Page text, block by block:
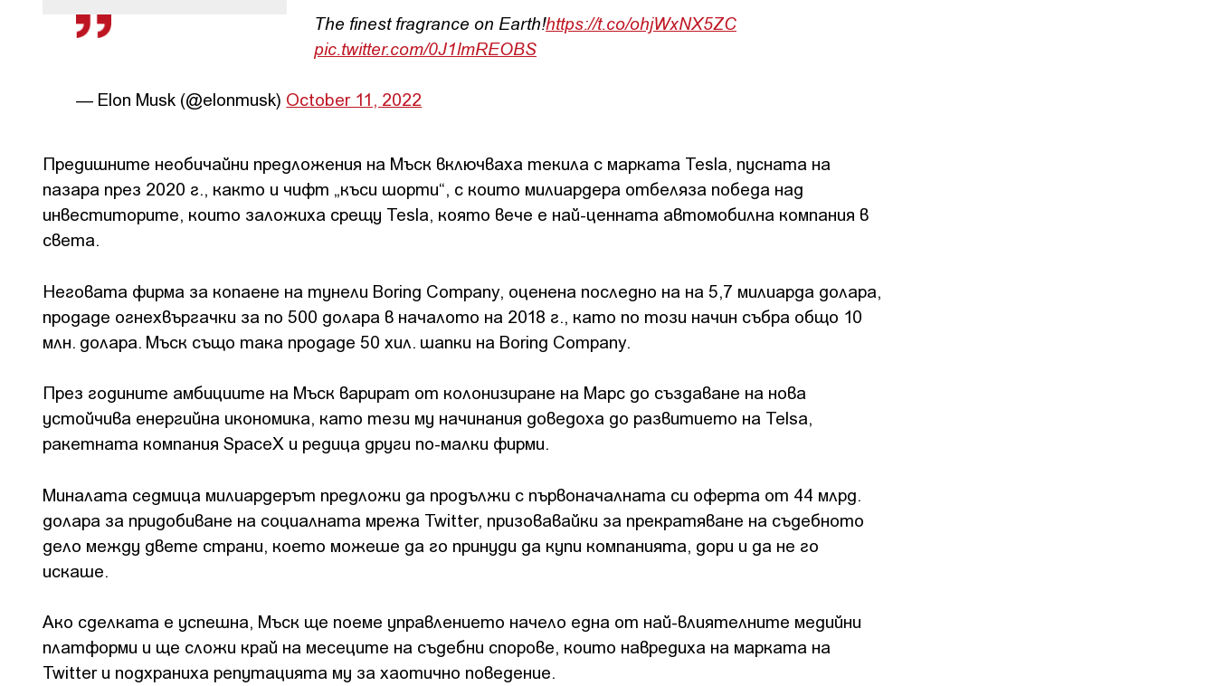
The finest fragrance on Earth!https://t.co/ohjWxNX5ZC
pic.twitter.com/0J1lmREOBS
— Elon Musk (@elonmusk) October 11, 2022
Предишните необичайни предложения на Мъск включваха текила с марката Tesla, пусната на
пазара през 2020 г., както и чифт „къси шорти“, с които милиардера отбеляза победа над
инвеститорите, които заложиха срещу Tesla, която вече е най-ценната автомобилна компания в
света.
Неговата фирма за копаене на тунели Boring Company, оценена последно на на 5,7 милиарда долара,
продаде огнехвъргачки за по 500 долара в началото на 2018 г., като по този начин събра общо 10
млн. долара. Мъск също така продаде 50 хил. шапки на Boring Company.
През годините амбициите на Мъск варират от колонизиране на Марс до създаване на нова
устойчива енергийна икономика, като тези му начинания доведоха до развитието на Telsa,
ракетната компания SpaceX и редица други по-малки фирми.
Миналата седмица милиардерът предложи да продължи с първоначалната си оферта от 44 млрд.
долара за придобиване на социалната мрежа Twitter, призовавайки за прекратяване на съдебното
дело между двете страни, което можеше да го принуди да купи компанията, дори и да не го
искаше.
Ако сделката е успешна, Мъск ще поеме управлението начело една от най-влиятелните медийни
платформи и ще сложи край на месеците на съдебни спорове, които навредиха на марката на
Twitter и подхраниха репутацията му за хаотично поведение.